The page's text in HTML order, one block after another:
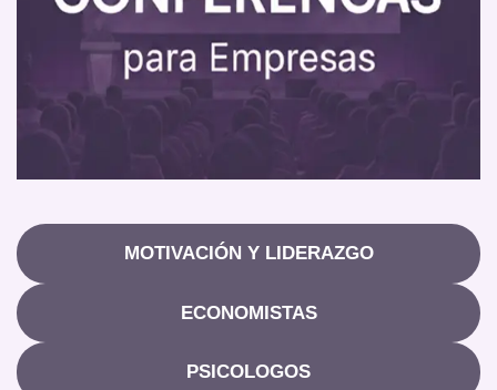
MOTIVACIÓN Y LIDERAZGO
ECONOMISTAS
PSICOLOGOS